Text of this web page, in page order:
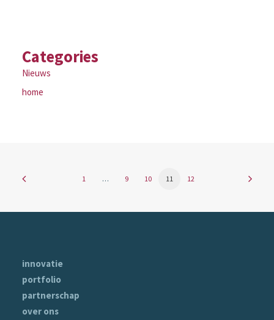
Categories
Nieuws
home
1 … 9 10 11 12
innovatie
portfolio
partnerschap
over ons